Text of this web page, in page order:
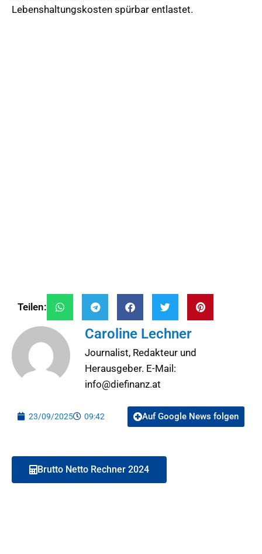
Lebenshaltungskosten spürbar entlastet.
Teilen:
Caroline Lechner
Journalist, Redakteur und
Herausgeber. E-Mail:
info@diefinanz.at
23/09/2025 09:42 Auf Google News folgen
Brutto Netto Rechner 2024